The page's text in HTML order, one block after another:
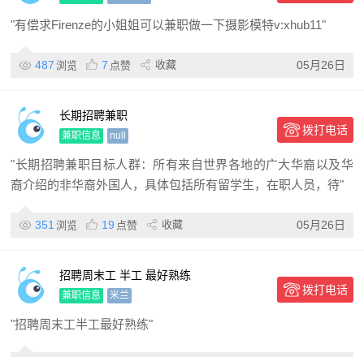
"有偿求Firenze的小姐姐可以兼职做一下摄影模特v:xhub11"
487 浏览 7 点赞 收藏 05月26日
长期招聘兼职
兼职信息 null 拨打电话
"长期招聘兼职目标人群：所有来自世界各地的广大华裔以及华
裔介绍的非华裔外国人，具体包括所有留学生，在职人员，待"
351 浏览 19 点赞 收藏 05月26日
招聘周末工 半工 最好熟练
兼职信息 米兰 拨打电话
"招聘周末工半工最好熟练"